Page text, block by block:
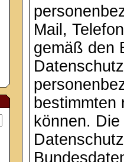
Mail,
gemäß den
bestimmten
können.